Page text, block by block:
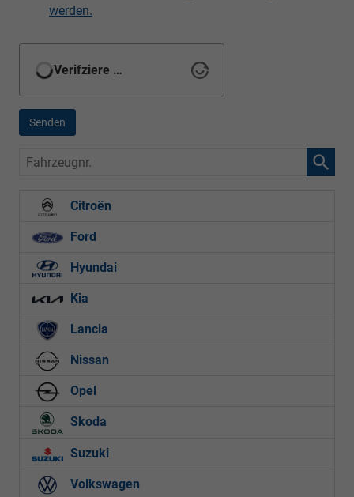
werden.
Verifziere …
Senden
Fahrzeugnr.
Citroën
Ford
Hyundai
Kia
Lancia
Nissan
Opel
Skoda
Suzuki
Volkswagen